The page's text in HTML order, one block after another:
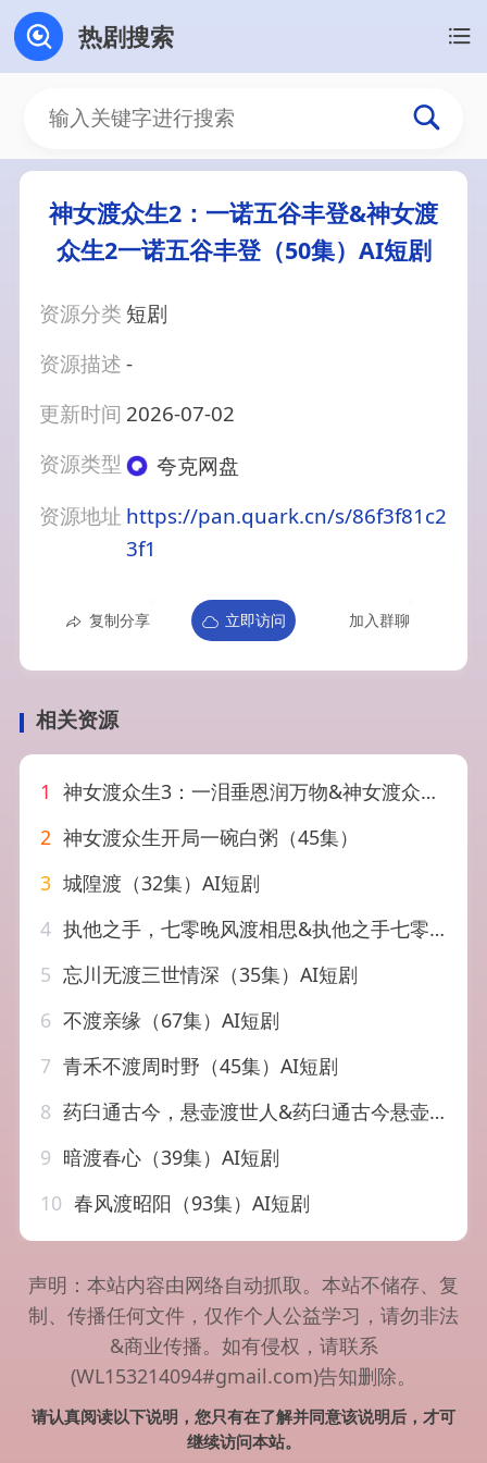
热剧搜索
神女渡众生2：一诺五谷丰登&神女渡
众生2一诺五谷丰登（50集）AI短剧
资源分类 短剧
资源描述-
更新时间 2026-07-02
资源类型
夸克网盘
资源地址 https://pan.quark.cn/s/86f3f81c2
3f1
复制分享 立即访问 加入群聊
相关资源
1 神女渡众生3：一泪垂恩润万物&神女渡众生3一泪垂恩润万物（56集）AI短剧
2 神女渡众生开局一碗白粥（45集）
3 城隍渡（32集）AI短剧
4 执他之手，七零晚风渡相思&执他之手七零晚风渡相思（94集）AI短剧
5 忘川无渡三世情深（35集）AI短剧
6 不渡亲缘（67集）AI短剧
7 青禾不渡周时野（45集）AI短剧
8 药臼通古今，悬壶渡世人&药臼通古今悬壶渡世人（47集）AI短剧
9 暗渡春心（39集）AI短剧
10 春风渡昭阳（93集）AI短剧
声明：本站内容由网络自动抓取。本站不储存、复
制、传播任何文件，仅作个人公益学习，请勿非法
&商业传播。如有侵权，请联系
(WL153214094#gmail.com)告知删除。
请认真阅读以下说明，您只有在了解并同意该说明后，才可
继续访问本站。